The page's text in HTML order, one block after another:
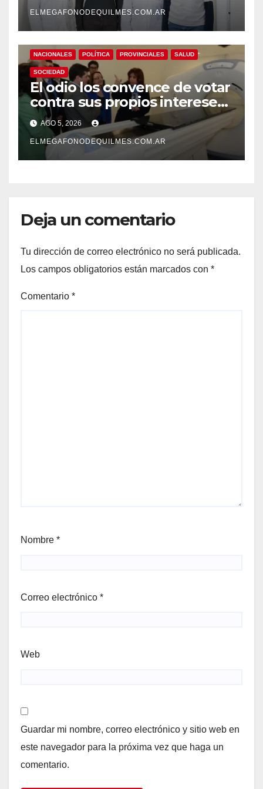
envejecimiento cerebral y las
demencias
ELMEGAFONODEQUILMES.COM.AR
NACIONALES POLÍTICA PROVINCIALES SALUD
SOCIEDAD
El odio los convence de votar
contra sus propios intereses.
Una Sociedad atrapada en la
grieta
AGO 5, 2026
ELMEGAFONODEQUILMES.COM.AR
Deja un comentario
Tu dirección de correo electrónico no será publicada.
Los campos obligatorios están marcados con *
Comentario *
Nombre *
Correo electrónico *
Web
Guardar mi nombre, correo electrónico y sitio web en
este navegador para la próxima vez que haga un
comentario.